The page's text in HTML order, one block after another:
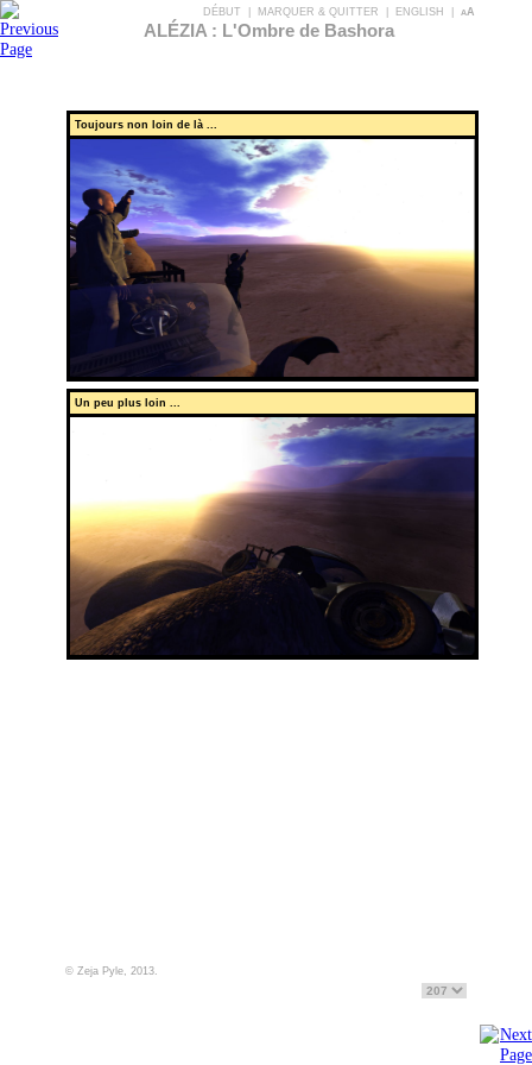
DÉBUT MARQUER & QUITTER ENGLISH aA
ALÉZIA : L'Ombre de Bashora
Toujours non loin de là ...
Un peu plus loin ...
© Zeja Pyle, 2013.